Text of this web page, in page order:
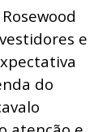
e
do